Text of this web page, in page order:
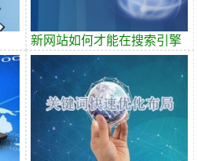
新网站如何才能在搜索引擎
上获得排名